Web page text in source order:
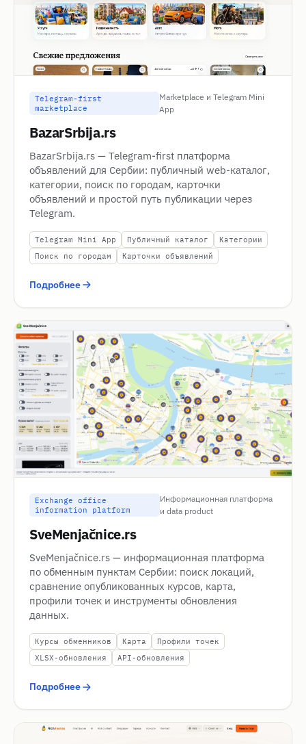
Telegram-first
marketplace
Marketplace и Telegram Mini
App
BazarSrbija.rs
BazarSrbija.rs — Telegram-first платформа
объявлений для Сербии: публичный web-каталог,
категории, поиск по городам, карточки
объявлений и простой путь публикации через
Telegram.
Telegram Mini App Публичный каталог
Категории
Поиск по городам
Карточки объявлений
Подробнее
Exchange office
information platform
Информационная платформа
и data product
SveMenjačnice.rs
SveMenjačnice.rs — информационная платформа
по обменным пунктам Сербии: поиск локаций,
сравнение опубликованных курсов, карта,
профили точек и инструменты обновления
данных.
Курсы обменников Карта
Профили точек
XLSX-обновления
API-обновления
Подробнее